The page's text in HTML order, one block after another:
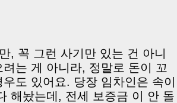
송...
, 꼭 그런 사기만 있는 건 아니
는 게 아니라, 정말로 돈이 꼬
도 있어요. 당장 임차인은 속이
해놨는데, 전세 보증금 이 안 돌